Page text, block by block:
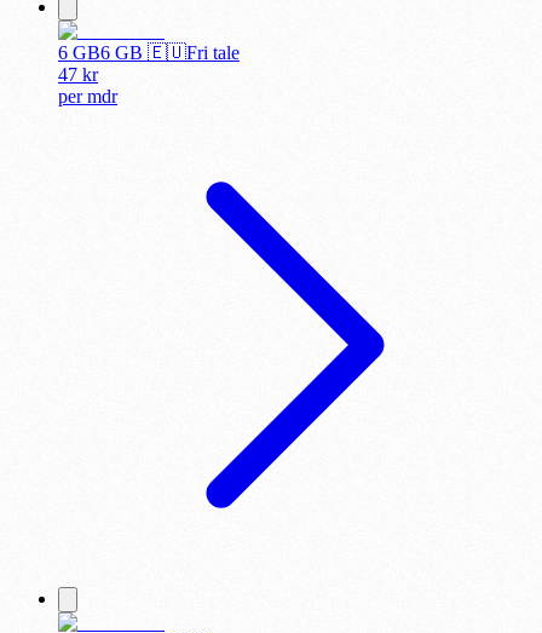
6 GB6 GB 🇪🇺Fri tale
47 kr
permdr